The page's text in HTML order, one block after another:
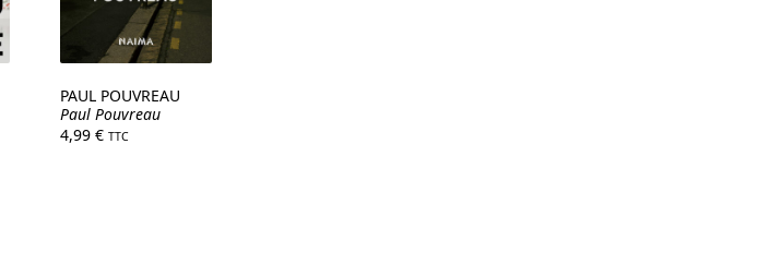
PAUL POUVREAU
Paul Pouvreau
4,99€ TTC